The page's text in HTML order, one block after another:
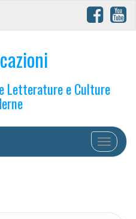
Letterature e Culture
Toggle